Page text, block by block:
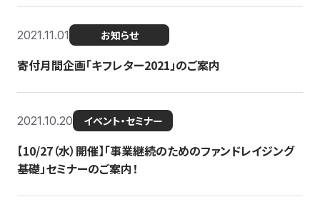
2021.11.01 お知らせ
寄付月間企画「キフレター2021」のご案内
2021.10.20 イベント・セミナー
【10/27（水）開催】「事業継続のためのファンドレイジング
基礎」セミナーのご案内！